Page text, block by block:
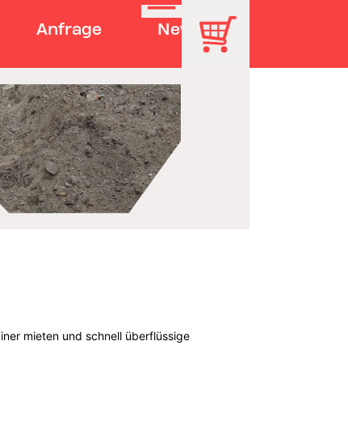
Anfrage News
mieten und schnell überflüssige